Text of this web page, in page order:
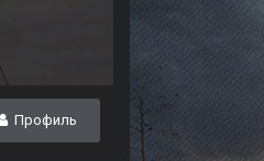
Профиль